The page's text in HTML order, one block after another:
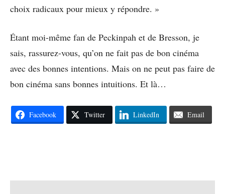
choix radicaux pour mieux y répondre. »
Étant moi-même fan de Peckinpah et de Bresson, je
sais, rassurez-vous, qu’on ne fait pas de bon cinéma
avec des bonnes intentions. Mais on ne peut pas faire de
bon cinéma sans bonnes intuitions. Et là…
Facebook Twitter LinkedIn Email